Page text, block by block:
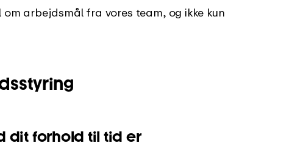
arbejdsmål fra vores team, og ikke kun
dit forhold til tid er